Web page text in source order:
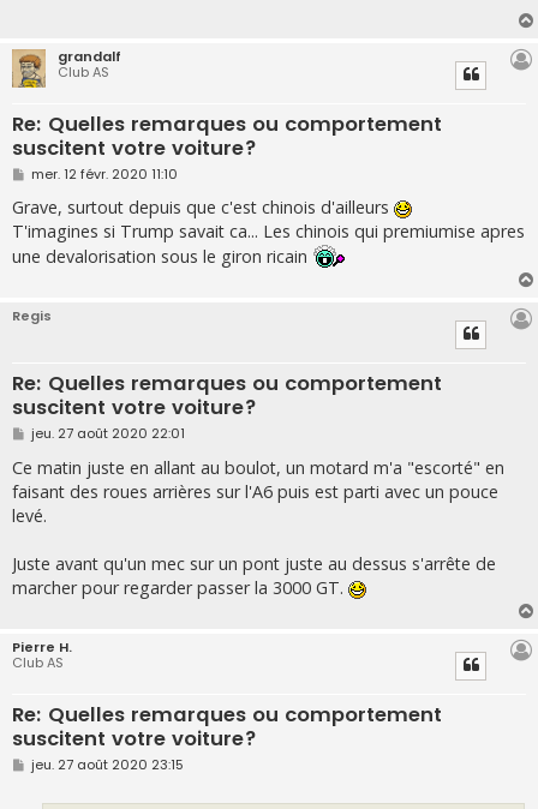
grandalf
Club AS
Re: Quelles remarques ou comportement
suscitent votre voiture?
M
s
s
a
g
e
mer. 12 févr. 2020 11:10
Grave, surtout depuis que c'est chinois d'ailleurs
T'imagines si Trump savait ca... Les chinois qui premiumise apres
une devalorisation sous le giron ricain
Regis
Re: Quelles remarques ou comportement
suscitent votre voiture?
M
e
s
s
a
g
e
jeu. 27 août 2020 22:01
Ce matin juste en allant au boulot, un motard m'a "escorté" en
faisant des roues arrières sur l'A6 puis est parti avec un pouce
levé.
Juste avant qu'un mec sur un pont juste au dessus s'arrête de
marcher pour regarder passer la 3000 GT.
Pierre H.
Club AS
Re: Quelles remarques ou comportement
suscitent votre voiture?
M
e
jeu. 27 août 2020 23:15